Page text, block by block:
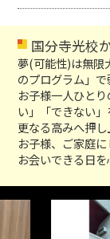
国分寺光校
夢(可能性)は無限
のプログラム」で
お子様一人ひと
い」「できない
更なる高みへ押し
お子様、ご家庭に
お会いできる日